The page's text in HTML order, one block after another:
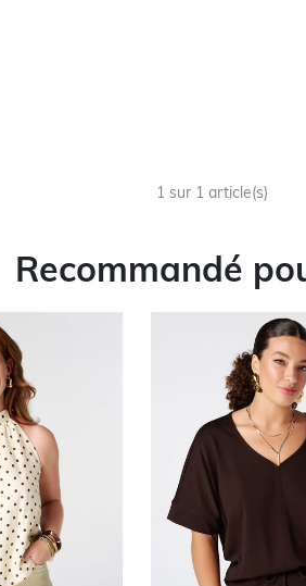
1 sur 1 article(s)
Recommandé